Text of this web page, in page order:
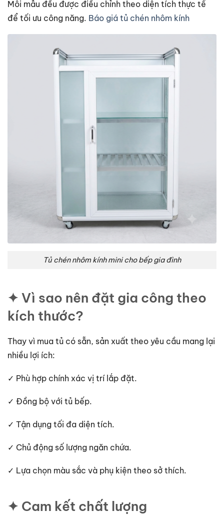
Mỗi mẫu đều được điều chỉnh theo diện tích thực tế
để tối ưu công năng. Báo giá tủ chén nhôm kính
Tủ chén nhôm kính mini cho bếp gia đình
✦ Vì sao nên đặt gia công theo
kích thước?
Thay vì mua tủ có sẵn, sản xuất theo yêu cầu mang lại
nhiều lợi ích:
✓ Phù hợp chính xác vị trí lắp đặt.
✓ Đồng bộ với tủ bếp.
✓ Tận dụng tối đa diện tích.
✓ Chủ động số lượng ngăn chứa.
✓ Lựa chọn màu sắc và phụ kiện theo sở thích.
✦ Cam kết chất lượng